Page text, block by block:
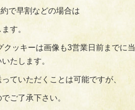
で早割などの場合は
す。
ッキーは画像も3営業日前までに当
たします。
ていただくことは可能ですが、
ご了承下さい。